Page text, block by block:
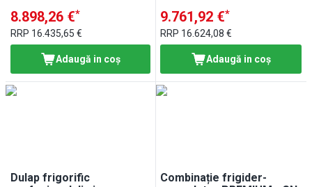
8.898,26 €*
RRP 16.435,65 €
Adaugă in coş
9.761,92 €*
RRP 16.624,08 €
Adaugă in coş
Dulap frigorific
Combinație frigider-